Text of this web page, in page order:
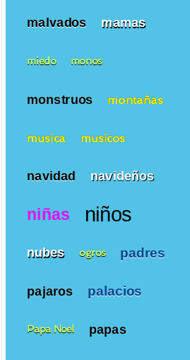
malvados mamas
miedo monos
monstruos montañas
musica musicos
navidad navideños
niñas niños
nubes ogros padres
pajaros palacios
Papa Noel papas